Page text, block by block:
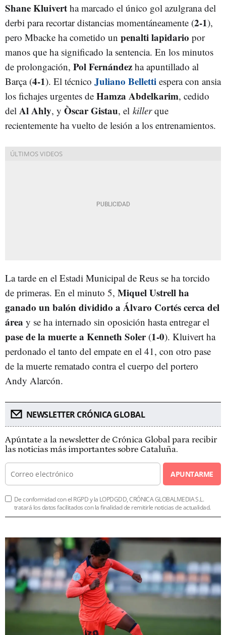
Shane Kluivert ha marcado el único gol azulgrana del
derbi para recortar distancias momentáneamente (2-1),
pero Mbacke ha cometido un penalti lapidario por
manos que ha significado la sentencia. En los minutos
de prolongación, Pol Fernández ha apuntillado al
Barça (4-1). El técnico Juliano Belletti espera con ansia
los fichajes urgentes de Hamza Abdelkarim, cedido
del Al Ahly, y Òscar Gistau, el killerque
recientemente ha vuelto de lesión a los entrenamientos.
La tarde en el Estadi Municipal de Reus se ha torcido
de primeras. En el minuto 5, Miquel Ustrell ha
ganado un balón dividido a Álvaro Cortés cerca del
área y se ha internado sin oposición hasta entregar el
pase de la muerte a Kenneth Soler(1-0). Kluivert ha
perdonado el tanto del empate en el 41, con otro pase
de la muerte rematado contra el cuerpo del portero
Andy Alarcón.
NEWSLETTER CRÓNICA GLOBAL
Apúntate a la newsletter de Crónica Global para recibir
las noticias más importantes sobre Cataluña.
APUNTARME
De conformidad con el RGPD y la LOPDGDD, CRÓNICA GLOBALMEDIA S.L.
tratará los datos facilitados con la finalidad de remitirle noticias de actualidad.